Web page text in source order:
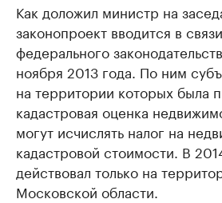
Как доложил министр на
законопроект вводится в
федерального
ноября 2013 года. По ним
на территории которых была
кадастровая оценка
могут исчислять налог на
кадастровой стоимости. В
действовал только на
Московской области.